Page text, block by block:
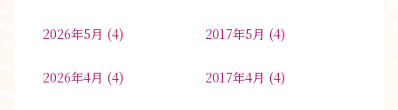
2026年5月 (4)
2026年4月 (4)
2017年5月 (4)
2017年4月 (4)